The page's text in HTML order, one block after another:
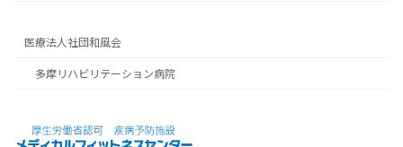
医療法人社団和風会
多摩リハビリテーション病院